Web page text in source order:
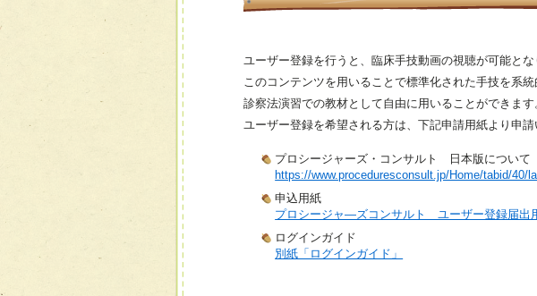
ユーザー登録を行うと、臨床手技動画の視聴が可能とな
このコンテンツを用いることで標準化された手技を系
診察法演習での教材として自由に用いることができます
ユーザー登録を希望される方は、下記申請用紙より申請
プロシージャーズ・コンサルト 日本版について
https://www.proceduresconsult.jp/Home/tabid/40/
申込用紙
プロシージャ―ズコンサルト ユーザー登録届出
ログインガイド
別紙「ログインガイド」